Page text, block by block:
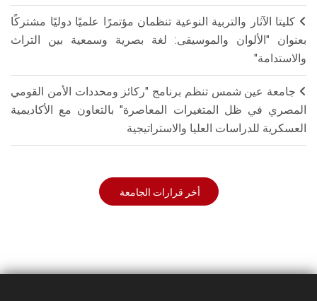
كليتا الآثار والتربية النوعية تنظمان مؤتمرًا علميًا دوليًا مشتركًا
بعنوان "الألوان والموسيقى: لغة بصرية وسمعية بين التراث
والاستدامة"
جامعة عين شمس تنظم برنامج "ركائز ومحددات الأمن القومي
المصري في ظل المتغيرات المعاصرة" بالتعاون مع الأكاديمية
العسكرية للدراسات العليا والاستراتيجية
أخر قرارات الجامعة